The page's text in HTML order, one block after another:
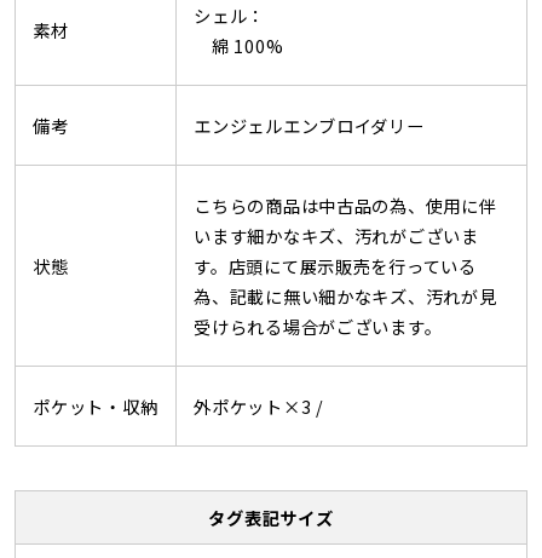
素材
シェル：
綿 100%
備考 エンジェルエンブロイダリー
状態
こちらの商品は中古品の為、使用に伴
います細かなキズ、汚れがございま
す。店頭にて展示販売を行っている
為、記載に無い細かなキズ、汚れが見
受けられる場合がございます。
ポケット・収納 外ポケット×3 /
タグ表記サイズ